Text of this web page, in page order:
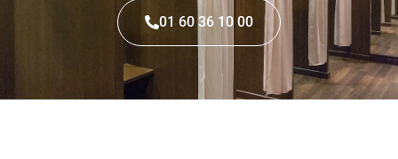
01 60 36 10 00